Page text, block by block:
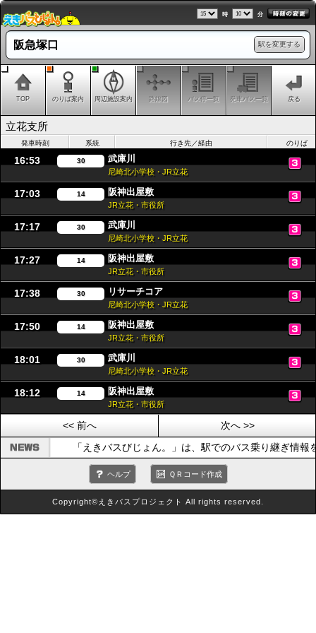
時 分
駅を変更する
阪急塚口
TOP のりば案内 周辺施設案内 路線図 バス停一覧 発車バス一覧 戻る
立花支所
発車時刻 系統 行き先／経由 のりば
16:53 30 武庫川
尼崎北小学校・JR立花
17:03 14 阪神出屋敷
JR立花・市役所
17:17 30 武庫川
尼崎北小学校・JR立花
17:27 14 阪神出屋敷
JR立花・市役所
17:38 30 リサーチコア
尼崎北小学校・JR立花
17:50 14 阪神出屋敷
JR立花・市役所
18:01 30 武庫川
尼崎北小学校・JR立花
18:12 14 阪神出屋敷
JR立花・市役所
<< 前へ
次へ >>
「えきバスびじょん。」は、駅でのバス乗り継ぎ情
ヘルプ ＱＲコード作成
Copyright©えきバスプロジェクト All rights reserved.